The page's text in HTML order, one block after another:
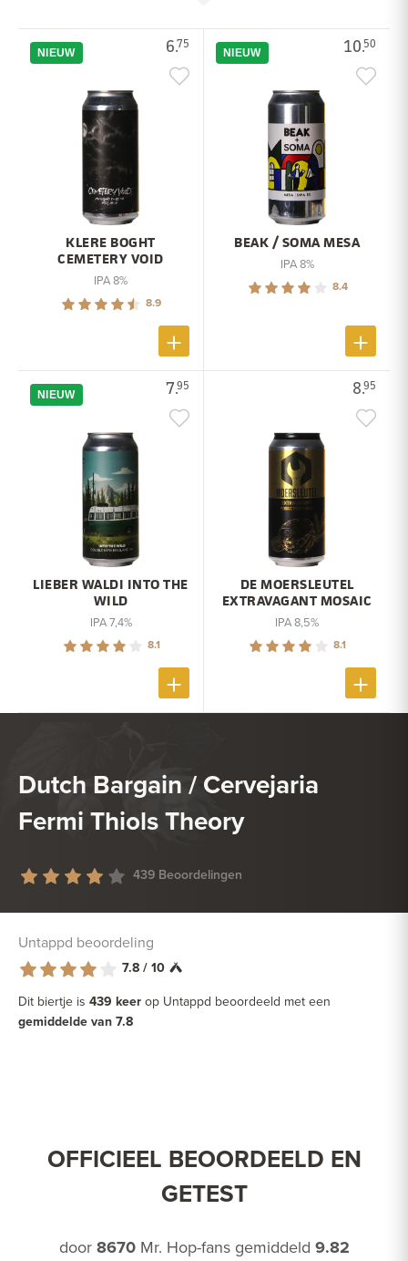
6.75
NIEUW
KLERE BOGHT
CEMETERY VOID
IPA 8%
8.9
10.50
NIEUW
BEAK / SOMA MESA
IPA 8%
8.4
7.95
NIEUW
LIEBER WALDI INTO THE
WILD
IPA 7,4%
8.1
8.95
DE MOERSLEUTEL
EXTRAVAGANT MOSAIC
IPA 8,5%
8.1
Dutch Bargain / Cervejaria
Fermi Thiols Theory
439 Beoordelingen
Untappd beoordeling
7.8 / 10
Dit biertje is 439 keer op Untappd beoordeeld met een
gemiddelde van 7.8
OFFICIEEL BEOORDEELD EN
GETEST
door 8670Mr. Hop-fans gemiddeld 9.82